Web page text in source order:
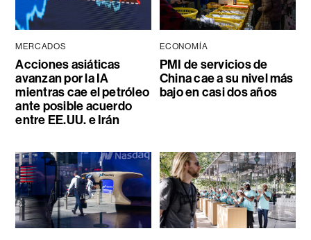
MERCADOS
Acciones asiáticas
avanzan por la IA
mientras cae el petróleo
ante posible acuerdo
entre EE.UU. e Irán
ECONOMÍA
PMI de servicios de
China cae a su nivel más
bajo en casi dos años